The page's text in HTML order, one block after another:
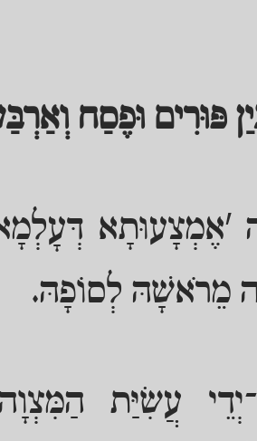
פּוּרִים וּפֶסַח
'אֶמְצָעוּתָא
מֵרֹאשָׁהּ לְסוֹפָהּ.
עֲשִׂיַּת